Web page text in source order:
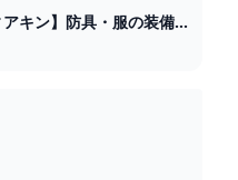
【ティアキン】防具・服の装備一覧と入手方法｜全装備効果【ゼルダの伝説ティアーズオブザキングダム】 - ゲームウィズ